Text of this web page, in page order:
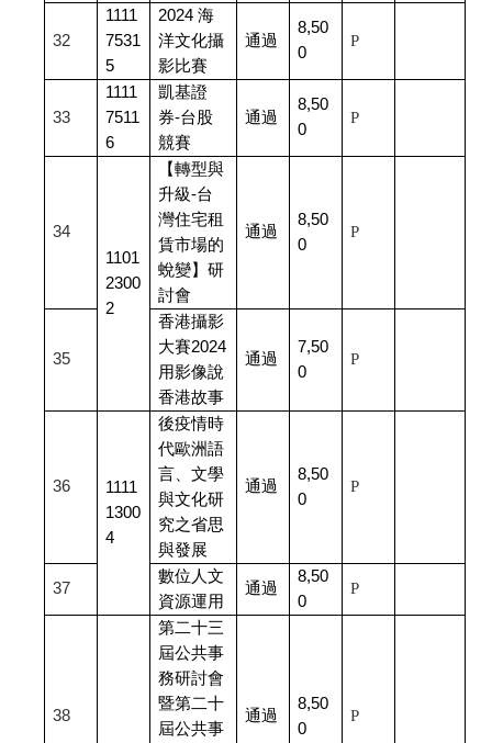
32
1111
7531
5
2024 海
洋文化攝
影比賽
通過
8,50
0
P
33
1111
7511
6
凱基證
券-台股
競賽
通過
8,50
0
P
34
1101
2300
2
【轉型與
升級-台
灣住宅租
賃市場的
蛻變】研
討會
通過
8,50
0
P
35
香港攝影
大賽2024
用影像說
香港故事
通過
7,50
0
P
36
1111
1300
4
後疫情時
代歐洲語
言、文學
與文化研
究之省思
與發展
通過
8,50
0
P
37
數位人文
資源運用
通過
8,50
0
P
38
第二十三
屆公共事
務研討會
暨第二十
屆公共事
通過
8,50
0
P